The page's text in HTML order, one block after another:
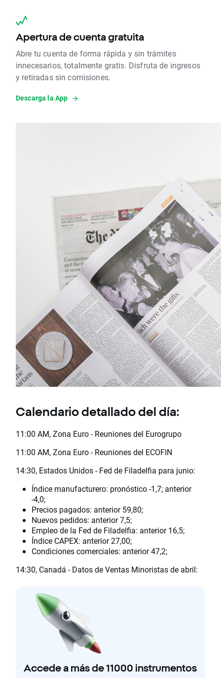
Apertura de cuenta gratuita
Abre tu cuenta de forma rápida y sin trámites
innecesarios, totalmente gratis. Disfruta de ingresos
y retiradas sin comisiones.
Descarga la App
Calendario detallado del día:
11:00 AM, Zona Euro - Reuniones del Eurogrupo
11:00 AM, Zona Euro - Reuniones del ECOFIN
14:30, Estados Unidos - Fed de Filadelfia para junio:
Índice manufacturero: pronóstico -1,7; anterior
-4,0;
Precios pagados: anterior 59,80;
Nuevos pedidos: anterior 7,5;
Empleo de la Fed de Filadelfia: anterior 16,5;
Índice CAPEX: anterior 27,00;
Condiciones comerciales: anterior 47,2;
14:30, Canadá - Datos de Ventas Minoristas de abril:
Accede a más de 11000 instrumentos